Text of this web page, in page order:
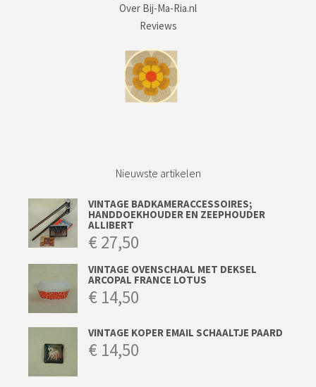
Over Bij-Ma-Ria.nl
Reviews
Nieuwste artikelen
VINTAGE BADKAMERACCESSOIRES;
HANDDOEKHOUDER EN ZEEPHOUDER
ALLIBERT
€27,50
VINTAGE OVENSCHAAL MET DEKSEL
ARCOPAL FRANCE LOTUS
€ 14,50
VINTAGE KOPER EMAIL SCHAALTJE PAARD
€ 14,50